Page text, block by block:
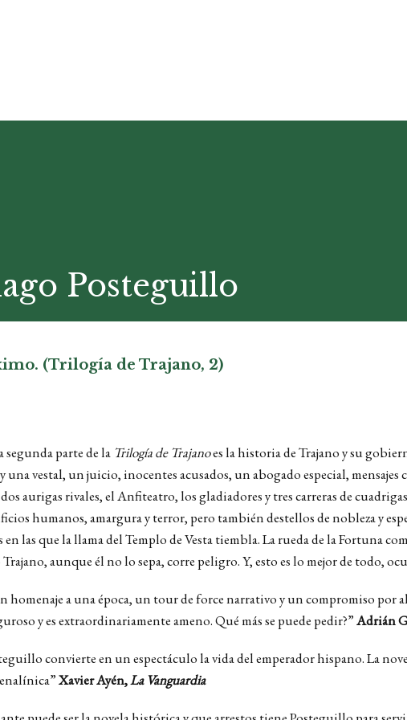
Posteguillo
(Trilogía de Trajano, 2)
segunda parte de la Trilogía de Trajanoes la historia de Trajano y su
una vestal, un juicio, inocentes acusados, un abogado especial,
aurigas rivales, el Anfiteatro, los gladiadores y tres carreras de
humanos, amargura y terror, pero también destellos de nobleza y
en las que la llama del Templo de Vesta tiembla. La rueda de la Fortuna
aunque él no lo sepa, corre peligro. Y, esto es lo mejor de todo,
homenaje a una época, un tour de force narrativo y un compromiso por
y es extraordinariamente ameno. Qué más se puede pedir?”Adrián
convierte en un espectáculo la vida del emperador hispano. La
Xavier Ayén,La Vanguardia